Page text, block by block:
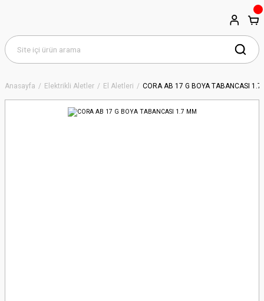
Anasayfa Elektrikli Aletler El Aletleri CORA AB 17 G BOYA TABANCASI 1.7